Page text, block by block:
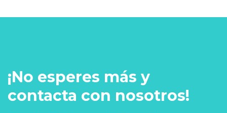
¡No esperes más y
contacta con nosotros!